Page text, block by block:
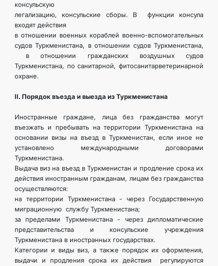
консульскую
легализацию, консульские сборы. В функции консула
входят действия
в отношении военных кораблей военно-вспомогательных
судов Туркменистана, в отношении судов Туркменистана,
в отношении гражданских воздушных судов
Туркменистана, по санитарной, фитосанитарветеринарной
охране.
II. Порядок въезда и выезда из Туркменистана
Иностранные граждане, лица без гражданства могут
въезжать и пребывать на территории Туркменистана на
основании визы на въезд в Туркменистан, если иное не
установлено международными договорами
Туркменистана.
Выдача виз на въезд в Туркменистан и продление срока их
действия иностранным гражданам, лицам без гражданства
осуществляются:
на территории Туркменистана - через Государственную
миграционную службу Туркменистана;
за пределами Туркменистана - через дипломатические
представительства и консульские учреждения
Туркменистана в иностранных государствах.
Категории и виды виз, а также порядок их оформления,
выдачи и продления срока их действия регулируются